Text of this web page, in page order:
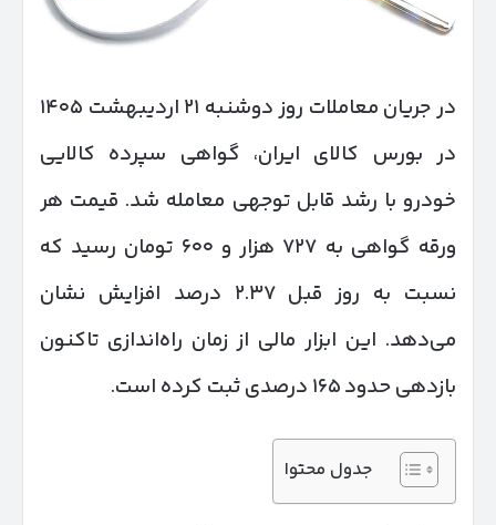
در جریان معاملات روز دوشنبه ۲۱ اردیبهشت ۱۴۰۵
در بورس کالای ایران، گواهی سپرده کالایی
خودرو با رشد قابل توجهی معامله شد. قیمت هر
ورقه گواهی به ۷۲۷ هزار و ۶۰۰ تومان رسید که
نسبت به روز قبل ۲.۳۷ درصد افزایش نشان
می‌دهد. این ابزار مالی از زمان راه‌اندازی تاکنون
بازدهی حدود ۱۶۵ درصدی ثبت کرده است.
جدول محتوا